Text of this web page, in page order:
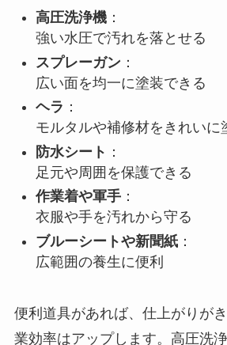
高圧洗浄機：
強い水圧で汚れを落とせる
スプレーガン：
広い面を均一に塗装できる
ヘラ ：
モルタルや補修材をきれいに
防水シート ：
足元や周囲を保護できる
作業着や軍手：
衣服や手を汚れから守る
ブルーシートや新聞紙：
広範囲の養生に便利
便利道具があれば、仕上がりが
業効率はアップします。高圧洗